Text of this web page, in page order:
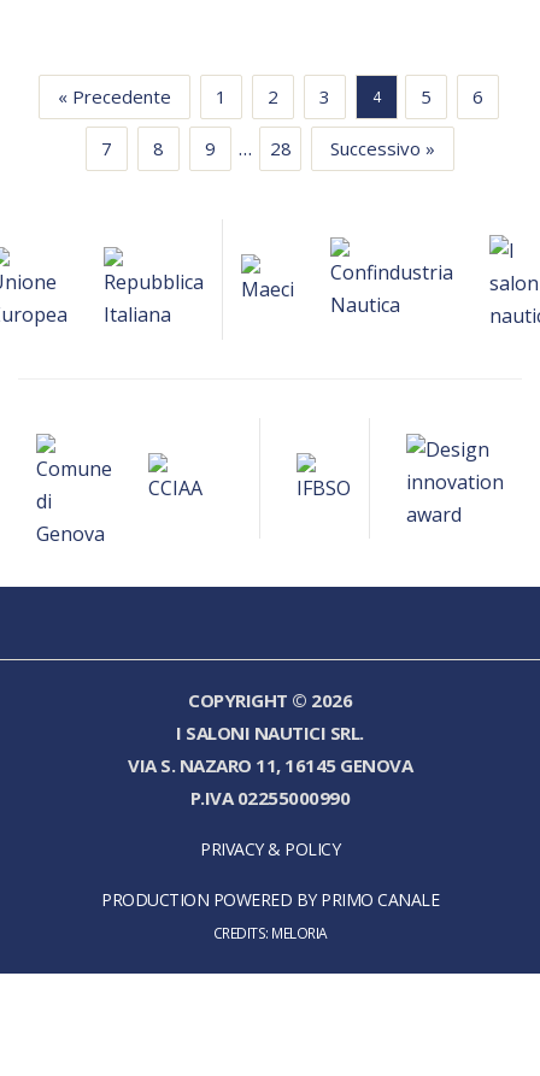
« Precedente 1 2 3 4 5 6
7 8 9 … 28 Successivo »
COPYRIGHT © 2026
I SALONI NAUTICI SRL.
VIA S. NAZARO 11, 16145 GENOVA
P.IVA 02255000990
PRIVACY & POLICY
PRODUCTION POWERED BY PRIMO CANALE
CREDITS: MELORIA